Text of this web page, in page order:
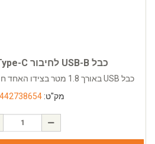
כבל USB-B לחיבור Type-C אורך 1.8 מטר
כבל USB באורך 1.8 מטר בצידו האחד חיבור USB-B הנפוץ בעיקר...
מק"ט: